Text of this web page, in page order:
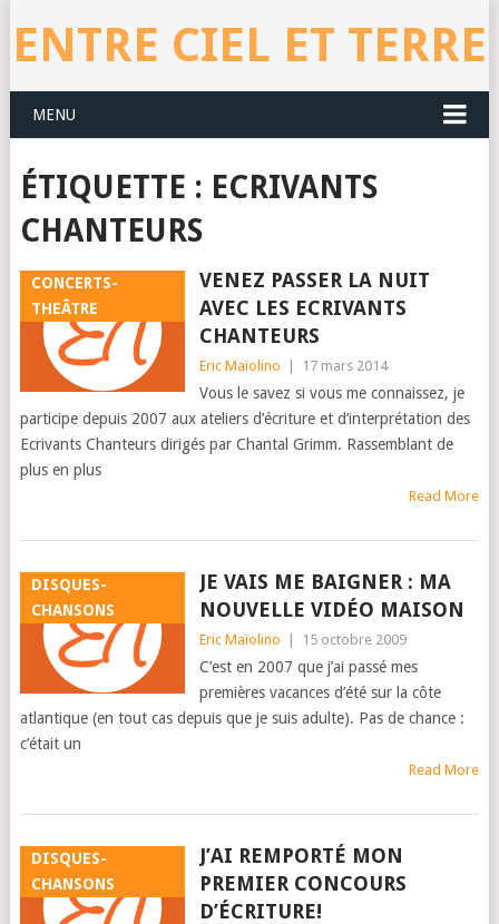
ENTRE CIEL ET TERRE
MENU
ÉTIQUETTE : ECRIVANTS
CHANTEURS
CONCERTS-
THEÂTRE
VENEZ PASSER LA NUIT
AVEC LES ECRIVANTS
CHANTEURS
Eric Maïolino 17 mars 2014
Vous le savez si vous me connaissez, je
participe depuis 2007 aux ateliers d’écriture et d’interprétation des
Ecrivants Chanteurs dirigés par Chantal Grimm. Rassemblant de
plus en plus
Read More
DISQUES-
CHANSONS
JE VAIS ME BAIGNER : MA
NOUVELLE VIDÉO MAISON
Eric Maïolino 15 octobre 2009
C’est en 2007 que j’ai passé mes
premières vacances d’été sur la côte
atlantique (en tout cas depuis que je suis adulte). Pas de chance :
c’était un
Read More
DISQUES-
CHANSONS
J’AI REMPORTÉ MON
PREMIER CONCOURS
D’ÉCRITURE!